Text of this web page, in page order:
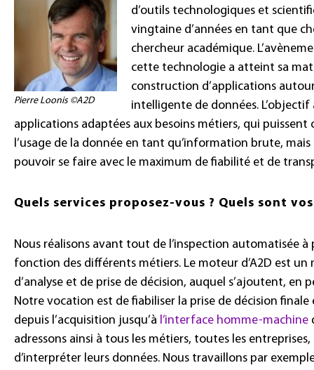
Pierre Loonis ©A2D
d’outils technologiques et
vingtaine d’années en tant que
chercheur académique.
cette technologie a atteint sa
construction d’applications
intelligente de données.
applications adaptées aux besoins métiers, qui
l’usage de la donnée en tant qu’information brute,
pouvoir se faire avec le maximum de fiabilité et de
Quels services proposez-vous ? Quels sont
Nous réalisons avant tout de l’inspection automatisée
fonction des différents métiers. Le moteur d’A2D est
d’analyse et de prise de décision, auquel s’ajoutent, en
Notre vocation est de fiabiliser la prise de décision finale
depuis l’acquisition jusqu’à l’interface homme-machine
adressons ainsi à tous les métiers, toutes les
d’interpréter leurs données. Nous travaillons par